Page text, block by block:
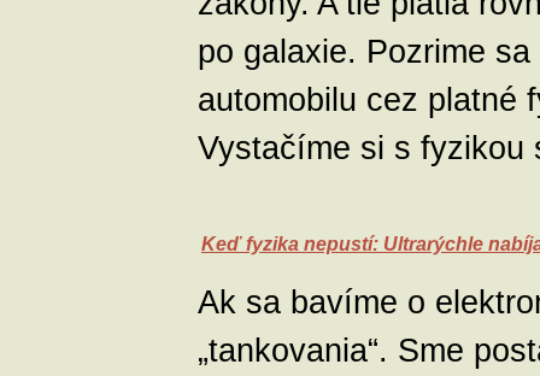
po galaxie. Pozrime
automobilu cez platné
Vystačíme si s fyzikou
Keď fyzika nepustí: Ultrarýchle
Ak sa bavíme o
„tankovania“. Sme